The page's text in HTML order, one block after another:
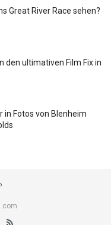
Great River Race sehen?
den ultimativen Film Fix in
in Fotos von Blenheim